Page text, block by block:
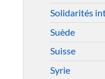
Solidarités
Suède
Suisse
Syrie